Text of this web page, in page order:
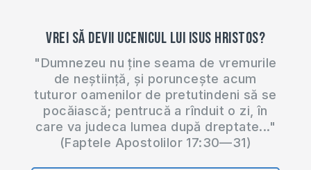
Vrei să devii ucenicul lui Isus Hristos?
"Dumnezeu nu ține seama de vremurile
de neștiință, și poruncește acum
tuturor oamenilor de pretutindeni să se
pocăiască; pentrucă a rînduit o zi, în
care va judeca lumea după dreptate..."
(Faptele Apostolilor 17:30—31)